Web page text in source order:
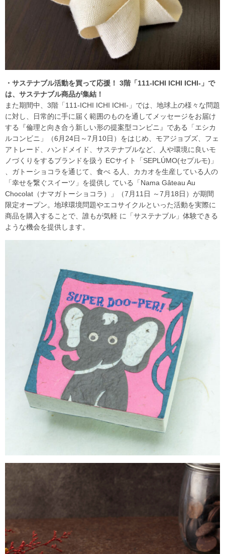
・サステナブル活動を買って応援！ 3階「111-ICHI ICHI ICHI-」で
は、サステナブル商品が集結！
また期間中、3階「111-ICHI ICHI ICHI-」では、地球上の様々な問題
に対し、日常的に手に届く範囲のものを通してメッセージをお届け
する『倫理と向き合う新しい形の提案型コンビニ』である「エシカ
ルコンビニ」（6月24日～7月10日）をはじめ、モアジョブズ、フェ
アトレード、ハンドメイド、サステナブルなど、人や環境に良いモ
ノづくりをするブランドを扱う ECサイト「SEPLÚMO(セプルモ)」
、ガトーショコラを通じて、食べ る人、カカオを生産している人の
「幸せを繋ぐスイーツ」を提供し ている「Nama Gâteau Au
Chocolat（ナマガトーショコラ）」（7月11日 ～7月18日）が期間
限定オープン。地球環境問題やエコサイクルといった活動を実際に
商品を購入することで、誰もが気軽 に「サステナブル」体験できる
ような機会を提供します。